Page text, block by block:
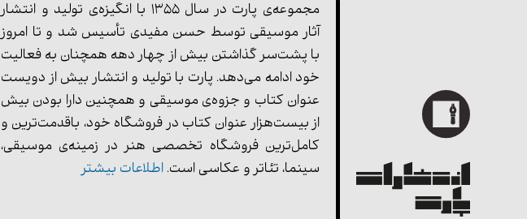
مجموعه‌ی پارت در سال 1355 با انگیزه‌ی تولید و انتشار
آثار موسیقی توسط حسن مفیدی تأسیس شد و تا امروز
با پشت‌سر گذاشتن بیش از چهار دهه همچنان به فعالیت
خود ادامه می‌دهد. پارت با تولید و انتشار بیش از دویست
عنوان کتاب و جزوه‌ی موسیقی و همچنین دارا بودن بیش
از بیست‌هزار عنوان کتاب در فروشگاه خود، باقدمت‌ترین و
کامل‌ترین فروشگاه تخصصی هنر در زمینه‌ی موسیقی،
سینما، تئاتر و عکاسی است. اطلاعات بیشتر